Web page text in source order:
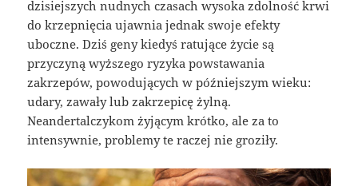
dzisiejszych nudnych czasach wysoka zdolność krwi
do krzepnięcia ujawnia jednak swoje efekty
uboczne. Dziś geny kiedyś ratujące życie są
przyczyną wyższego ryzyka powstawania
zakrzepów, powodujących w późniejszym wieku:
udary, zawały lub zakrzepicę żylną.
Neandertalczykom żyjącym krótko, ale za to
intensywnie, problemy te raczej nie groziły.